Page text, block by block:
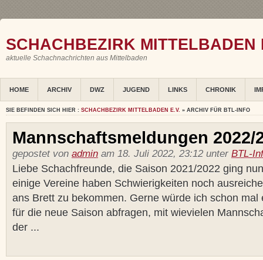
SCHACHBEZIRK MITTELBADEN
aktuelle Schachnachrichten aus Mittelbaden
HOME ARCHIV DWZ JUGEND LINKS CHRONIK
SIE BEFINDEN SICH HIER : SCHACHBEZIRK MITTELBADEN E.V. » ARCHIV FÜR BTL-INFO
Mannschaftsmeldungen 2022/
gepostet von admin am 18. Juli 2022, 23:12 unter BTL-
Liebe Schachfreunde, die Saison 2021/2022 ging
einige Vereine haben Schwierigkeiten noch
ans Brett zu bekommen. Gerne würde ich schon mal
für die neue Saison abfragen, mit wievielen
der ...